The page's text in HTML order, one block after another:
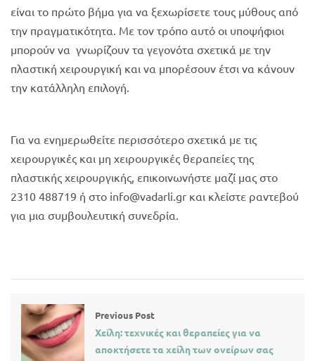
είναι το πρώτο βήμα για να ξεχωρίσετε τους μύθους από
την πραγματικότητα. Με τον τρόπο αυτό οι υποψήφιοι
μπορούν να γνωρίζουν τα γεγονότα σχετικά με την
πλαστική χειρουργική και να μπορέσουν έτσι να κάνουν
την κατάλληλη επιλογή.
Για να ενημερωθείτε περισσότερο σχετικά με τις
χειρουργικές και μη χειρουργικές θεραπείες της
πλαστικής χειρουργικής, επικοινωνήστε μαζί μας στο
2310 488719 ή στο info@vadarli.gr και κλείστε ραντεβού
για μια συμβουλευτική συνεδρία.
Previous Post
Χείλη: τεχνικές και θεραπείες για να
αποκτήσετε τα χείλη των ονείρων σας